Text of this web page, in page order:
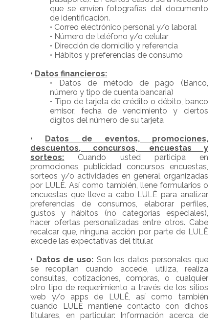
que se envíen fotografías del documento
de identificación.
• Correo electrónico personal y/o laboral
• Número de teléfono y/o celular
• Dirección de domicilio y referencia
• Hábitos y preferencias de consumo
• Datos financieros:
• Datos de método de pago (Banco,
número y tipo de cuenta bancaria)
• Tipo de tarjeta de crédito o débito, banco
emisor, fecha de vencimiento y ciertos
dígitos del número de su tarjeta
• Datos de eventos, promociones,
descuentos, concursos, encuestas y
sorteos:
Cuando usted participa en
promociones, publicidad, concursos, encuestas,
sorteos y/o actividades en general organizadas
por LULË. Así como también, llene formularios o
encuestas que lleve a cabo LULË para analizar
preferencias de consumos, elaborar perfiles,
gustos y hábitos (no categorías especiales),
hacer ofertas personalizadas entre otros. Cabe
recalcar que, ninguna acción por parte de LULË
excede las expectativas del titular.
• Datos de uso: Son los datos personales que
se recopilan cuando accede, utiliza, realiza
consultas, cotizaciones, compras, o cualquier
otro tipo de requerimiento a través de los sitios
web y/o apps de LULË, así como también
cuando LULË mantiene contacto con dichos
titulares, en particular: Información acerca de